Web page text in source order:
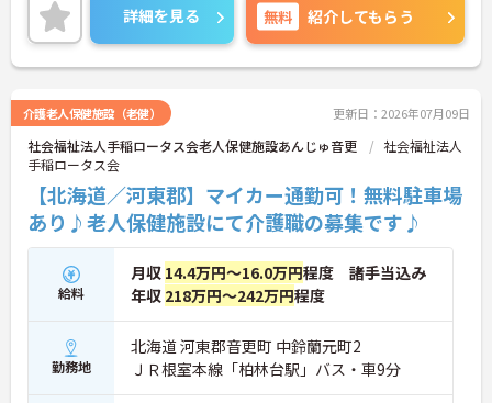
ご興味ある方には、面接対策ポイントなど、さらに
詳細をお話しいたしますのでお気軽にご相談くださ
い。
詳細を見る 無料 紹介してもらう
介護老人保健施設（老健） 更新日：2026年07月09日
社会福祉法人手稲ロータス会老人保健施設あんじゅ音更
社会福祉法人
手稲ロータス会
【北海道／河東郡】マイカー通勤可！無料駐車場
あり♪老人保健施設にて介護職の募集です♪
給料
月収 14.4万円～16.0万円程度 諸手当込み
年収 218万円～242万円程度
勤務地
北海道 河東郡音更町 中鈴蘭元町2
ＪＲ根室本線「柏林台駅」バス・車9分